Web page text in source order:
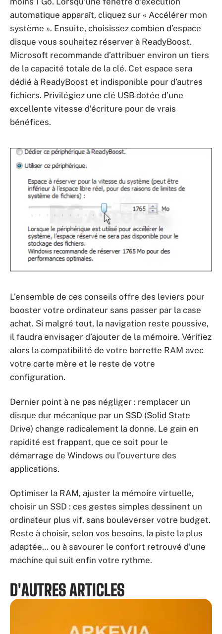
automatique apparaît, cliquez sur « Accélérer mon
système ». Ensuite, choisissez combien d’espace
disque vous souhaitez réserver à ReadyBoost.
Microsoft recommande d’attribuer environ un tiers
de la capacité totale de la clé. Cet espace sera
dédié à ReadyBoost et indisponible pour d’autres
fichiers. Privilégiez une clé USB dotée d’une
excellente vitesse d’écriture pour de vrais
bénéfices.
L’ensemble de ces conseils offre des leviers pour
booster votre ordinateur sans passer par la case
achat. Si malgré tout, la navigation reste poussive,
il faudra envisager d’ajouter de la mémoire. Vérifiez
alors la compatibilité de votre barrette RAM avec
votre carte mère et le reste de votre
configuration.
Dernier point à ne pas négliger : remplacer un
disque dur mécanique par un SSD (Solid State
Drive) change radicalement la donne. Le gain en
rapidité est frappant, que ce soit pour le
démarrage de Windows ou l’ouverture des
applications.
Optimiser la RAM, ajuster la mémoire virtuelle,
choisir un SSD : ces gestes simples dessinent un
ordinateur plus vif, sans bouleverser votre budget.
Reste à choisir, selon vos besoins, la piste la plus
adaptée… ou à savourer le confort retrouvé d’une
machine qui suit enfin votre rythme.
D'AUTRES ARTICLES